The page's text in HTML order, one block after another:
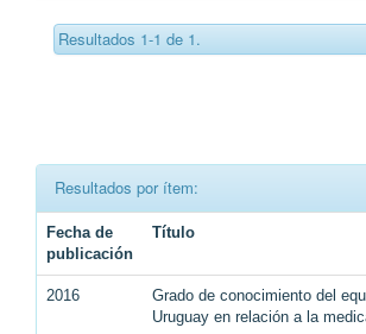
Resultados 1-1 de 1.
Resultados por ítem:
Fecha de
publicación
Título
2016
Grado de conocimiento del
Uruguay en relación a la